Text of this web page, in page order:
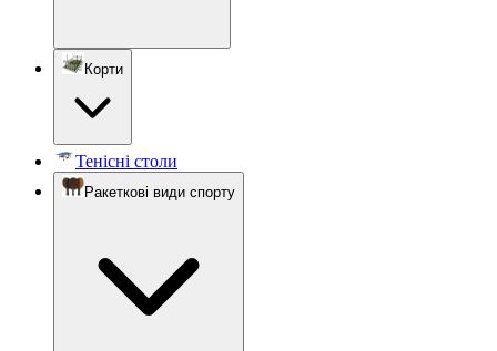
Корти
Тенісні столи
Ракеткові види спорту